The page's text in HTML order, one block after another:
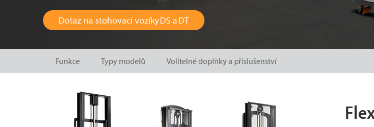
Dotaz na stohovací vozíky DS a DT
Funkce Typy modelů Volitelné doplňky a příslušenství